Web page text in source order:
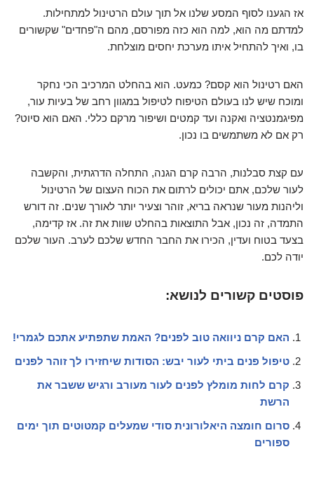
אז הגענו לסוף המסע שלנו אל תוך עולם הרטינול למתחילות.
למדתם מה הוא, למה הוא כזה מפורסם, מהם ה"פחדים" שקשורים
בו, ואיך להתחיל איתו מערכת יחסים מוצלחת.
האם רטינול הוא קסם? כמעט. הוא בהחלט המרכיב הכי נחקר
ומוכח שיש לנו בעולם הטיפוח לטיפול במגוון רחב של בעיות עור,
מפיגמנטציה ואקנה ועד קמטים ושיפור מרקם כללי. האם הוא סיוט?
רק אם לא משתמשים בו נכון.
עם קצת סבלנות, הרבה קרם הגנה, התחלה הדרגתית, והקשבה
לעור שלכם, אתם יכולים לרתום את הכוח העצום של הרטינול
וליהנות מעור שנראה בריא, זוהר וצעיר יותר לאורך שנים. זה דורש
התמדה, זה נכון, אבל התוצאות בהחלט שוות את זה. אז קדימה,
בצעד בטוח ועדין, הכירו את החבר החדש שלכם לערב. העור שלכם
יודה לכם.
פוסטים קשורים לנושא:
האם קרם ניוואה טוב לפנים? האמת שתפתיע אתכם לגמרי!
טיפול פנים ביתי לעור יבש: הסודות שיחזירו לך זוהר לפנים
קרם לחות מומלץ לפנים לעור מעורב ורגיש ששבר את
הרשת
סרום חומצה היאלורונית סודי שמעלים קמטוטים תוך ימים
ספורים